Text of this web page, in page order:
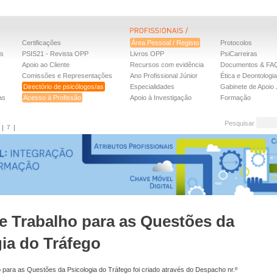
Certificações
PSIS21 - Revista OPP
Apoio ao Cliente
Comissões e Representações
Directório de psicólogos/as
Acesso à Profissão
Área Pessoal / Registo
Livros OPP
Recursos com evidência
Ano Profissional Júnior
Especialidades
Apoio à Investigação
Protocolos
PsiCarreiras
Documentos &
Ética e Deontologia
Gabinete de Apoio
Formação
Pesquisar
7
Trabalho para as Questões da
do Tráfego
as Questões da Psicologia do Tráfego foi criado através do Despacho nr.º